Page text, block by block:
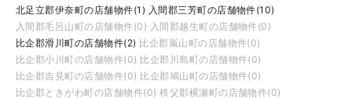
北足立郡伊奈町の店舗物件(1) 入間郡三芳町の店舗物件(10)
入間郡毛呂山町の店舗物件(0) 入間郡越生町の店舗物件(0)
比企郡滑川町の店舗物件(2) 比企郡嵐山町の店舗物件(0)
比企郡小川町の店舗物件(0) 比企郡川島町の店舗物件(0)
比企郡吉見町の店舗物件(0) 比企郡鳩山町の店舗物件(0)
比企郡ときがわ町の店舗物件(0) 秩父郡横瀬町の店舗物件(0)